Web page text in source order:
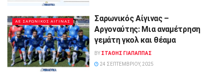
ΑΕ ΣΑΡΩΝΙΚΟΣ ΑΙΓΙΝΑΣ
Σαρωνικός Αίγινας –
Αργοναύτης: Μια αναμέτρηση
γεμάτη γκολ και θέαμα
BY ΣΤΑΘΗΣ ΓΊΑΠΑΠΠΑΣ
24 ΣΕΠΤΕΜΒΡΊΟΥ, 2025